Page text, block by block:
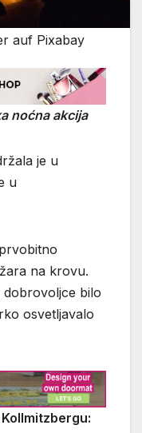
auf Pixabay
noćna akcija
je u
u
na krovu.
bilo
osvetljavalo